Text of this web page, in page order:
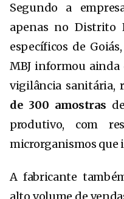
Segundo a
apenas no Distrito
específicos de
MBJ informou ainda
vigilância sanitária,
de 300 amostras
produtivo, com
microrganismos que
A fabricante